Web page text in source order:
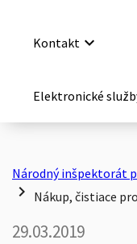
Kontakt keyboard_arrow_down
Elektronické
Národný inšpektorát
chevron_right Nákup, čistiace
29.03.2019